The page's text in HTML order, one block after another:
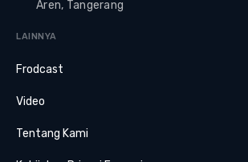
Aren, Tangerang
LAINNYA
Frodcast
Video
Tentang Kami